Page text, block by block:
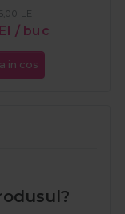
violet
/ buc
LEI
in cos